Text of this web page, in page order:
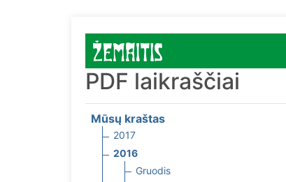
PDF laikraščiai
Mūsų kraštas
2017
2016
Gruodis